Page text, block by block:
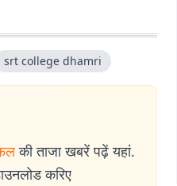
srt college dhamri
की ताजा खबरें पढ़ें यहां.
करिए